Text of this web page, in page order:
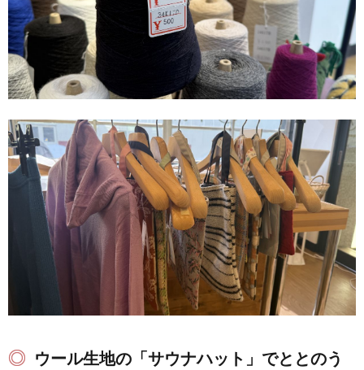
ウール生地の「サウナハット」でととのう